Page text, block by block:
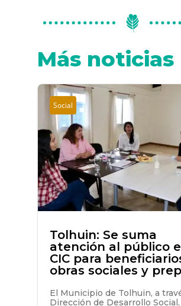
Más noticias
Social
Tolhuin: Se suma
atención al público
CIC para
obras sociales y
El Municipio de Tolhuin, a
Dirección de Desarrollo